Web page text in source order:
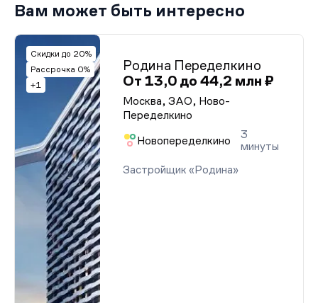
Вам может быть интересно
Скидки до 20%
Рассрочка 0%
+1
Родина Переделкино
От 13,0 до 44,2 млн ₽
Москва, ЗАО, Ново-
Переделкино
Новопеределкино
3
минуты
Застройщик «Родина»